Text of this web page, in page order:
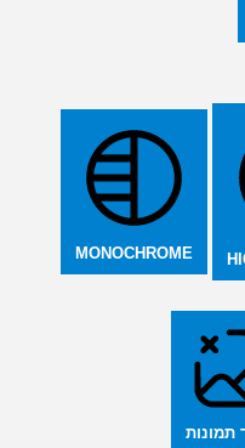
MONOCHROME
תמונות